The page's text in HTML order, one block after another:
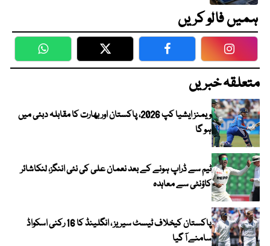
ہمیں فالو کریں
WhatsApp Twitter Facebook
متعلقہ خبریں
ویمنز ایشیا کپ 2026، پاکستان اور بھارت کا مقابلہ دبئی میں
ہو گا
ٹیم سے ڈراپ ہونے کے بعد نعمان علی کی نئی اننگز، لنکاشائر
کاؤنٹی سے معاہدہ
پاکستان کیخلاف ٹیسٹ سیریز ، انگلینڈ کا 16 رکنی اسکواڈ
سامنے آ گیا